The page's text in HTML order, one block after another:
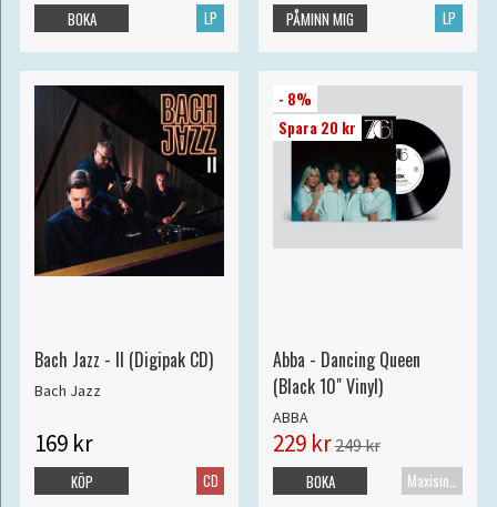
LP
BOKA LP
PÅMINN MIG
Bach Jazz - II (Digipak CD)
Bach Jazz
169 kr
CD
KÖP
- 8%
Spara 20 kr
Abba - Dancing Queen
(Black 10" Vinyl)
ABBA
229 kr249 kr
Maxisingel
BOKA